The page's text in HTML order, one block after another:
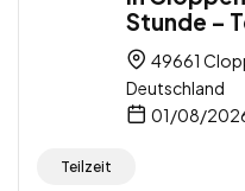
Stunde –
49661
Deutschland
01/08/
Teilzeit